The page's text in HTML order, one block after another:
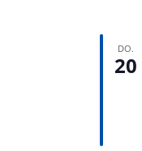
DO.
20